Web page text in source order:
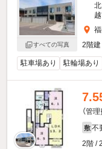
すべての写真
2階建
駐車場あり 駐輪場あり
（管
敷 不
2階 /